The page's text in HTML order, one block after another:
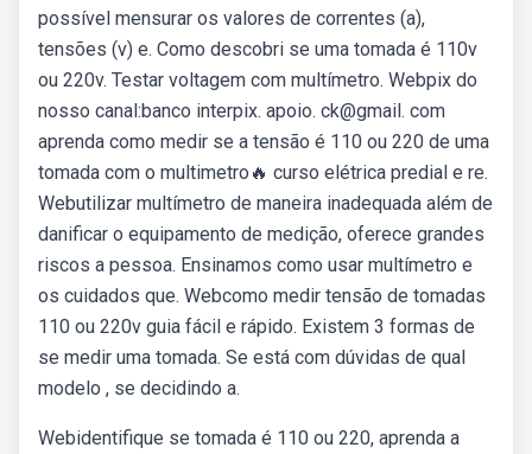
possível mensurar os valores de correntes (a),
tensões (v) e. Como descobri se uma tomada é 110v
ou 220v. Testar voltagem com multímetro. Webpix do
nosso canal:banco interpix. apoio. ck@gmail. com
aprenda como medir se a tensão é 110 ou 220 de uma
tomada com o multimetro🔥 curso elétrica predial e re.
Webutilizar multímetro de maneira inadequada além de
danificar o equipamento de medição, oferece grandes
riscos a pessoa. Ensinamos como usar multímetro e
os cuidados que. Webcomo medir tensão de tomadas
110 ou 220v guia fácil e rápido. Existem 3 formas de
se medir uma tomada. Se está com dúvidas de qual
modelo , se decidindo a.
Webidentifique se tomada é 110 ou 220, aprenda a